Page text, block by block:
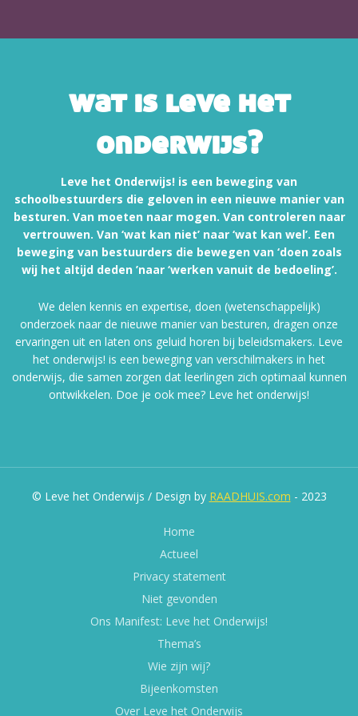
wat is leve het
onderwijs?
Leve het Onderwijs! is een beweging van
schoolbestuurders die geloven in een nieuwe manier van
besturen. Van moeten naar mogen. Van controleren naar
vertrouwen. Van ‘wat kan niet’ naar ‘wat kan wel’. Een
beweging van bestuurders die bewegen van ‘doen zoals
wij het altijd deden ’naar ‘werken vanuit de bedoeling’.
We delen kennis en expertise, doen (wetenschappelijk)
onderzoek naar de nieuwe manier van besturen, dragen onze
ervaringen uit en laten ons geluid horen bij beleidsmakers. Leve
het onderwijs! is een beweging van verschilmakers in het
onderwijs, die samen zorgen dat leerlingen zich optimaal kunnen
ontwikkelen. Doe je ook mee? Leve het onderwijs!
© Leve het Onderwijs / Design by RAADHUIS.com - 2023
Home
Actueel
Privacy statement
Niet gevonden
Ons Manifest: Leve het Onderwijs!
Thema’s
Wie zijn wij?
Bijeenkomsten
Over Leve het Onderwijs